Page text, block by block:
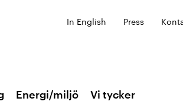
In English Press
Energi/miljö Vi tycker